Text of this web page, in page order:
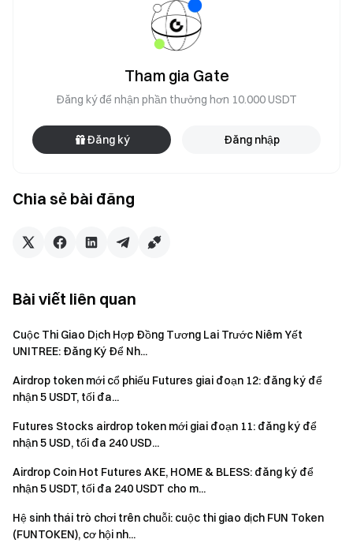
Trong thời gian diễn ra sự kiện, tất cả người dùng giao dịch
hợp đồng tương lai trên các cặp hợp lệ và đạt tổng khối
lượng giao dịch từ 30.000 USDT trở lên sẽ cùng chia sẻ quỹ
thưởng 100.000 USDT, phân bổ theo tỷ lệ khối lượng giao
dịch của từng người dùng. Phần thưởng tối đa mỗi người:
2.000 USDT.
Nhận lợi suất trên quỹ hợp đồng tương lai của bạn
Người tham gia phải nhấp vào nút “Tham gia ngay”
tính mới nhận được thưởng.
mới đủ điều kiện nhận thưởng. Khối lượng giao dịch =
Khối lượng mua + Khối lượng bán.
Phần thưởng sự kiện sẽ được phát dưới dạng
voucher vị thế; tất cả phần thưởng sẽ được ghi nhận vào
tài khoản người dùng trong vòng 14 ngày làm việc sau khi
sự kiện kết thúc. Phần thưởng dưới 1 USDT sẽ không
được phát.
Thời gian điểm danh: Một "ngày điểm danh" được tính
từ 16:00 (UTC) đến 15:59 (UTC) ngày kế tiếp.
Người dùng có thể tham gia các sự kiện tương tự
Chia sẻ bài đăng
Tham gia Gate
Đăng ký để nhận phần thưởng hơn 10.000 USDT
Đăng ký Đăng nhập
Bài viết liên quan
Cuộc Thi Giao Dịch Hợp Đồng Tương Lai Trước Niêm Yết
UNITREE: Đăng Ký Để Nh...
Airdrop token mới cổ phiếu Futures giai đoạn 12: đăng ký để
nhận 5 USDT, tối đa...
Futures Stocks airdrop token mới giai đoạn 11: đăng ký để
nhận 5 USD, tối đa 240 USD...
Airdrop Coin Hot Futures AKE, HOME & BLESS: đăng ký để
nhận 5 USDT, tối đa 240 USDT cho m...
Hệ sinh thái trò chơi trên chuỗi: cuộc thi giao dịch FUN Token
(FUNTOKEN), cơ hội nh...